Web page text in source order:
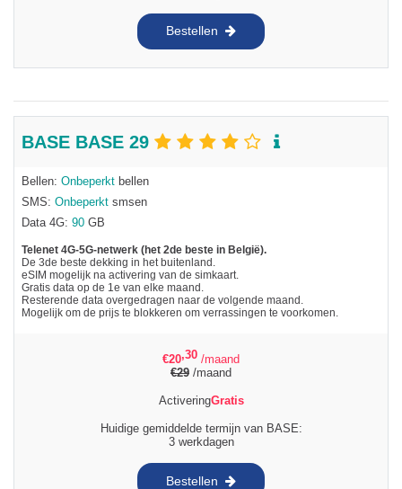
Bestellen
BASE BASE 29
Bellen: Onbeperkt bellen
SMS: Onbeperkt smsen
Data 4G: 90 GB
Telenet 4G-5G-netwerk (het 2de beste in België).
De 3de beste dekking in het buitenland.
eSIM mogelijk na activering van de simkaart.
Gratis data op de 1e van elke maand.
Resterende data overgedragen naar de volgende maand.
Mogelijk om de prijs te blokkeren om verrassingen te voorkomen.
€20,30 /maand
€29 /maand
ActiveringGratis
Huidige gemiddelde termijn van BASE:
3 werkdagen
Bestellen